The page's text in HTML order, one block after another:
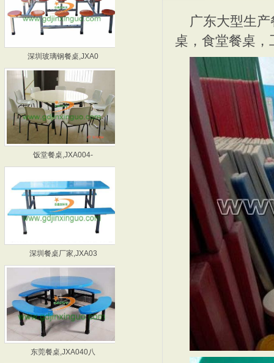
惠州玻璃钢餐桌,JXA0
饭堂餐桌,JXA004- 深圳食堂餐桌厂家,JXA
东莞饭堂餐桌厂家,JXA
东莞餐桌,JXA040八
广东大型生
桌，食堂餐桌